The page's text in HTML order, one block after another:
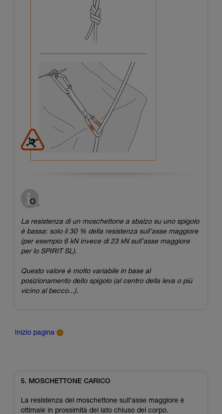
La resistenza di un moschettone a sbalzo su uno spigolo
è bassa: solo il 30 % della resistenza sull’asse maggiore
(per esempio 6 kN invece di 23 kN sull’asse maggiore
per lo SPIRIT SL).
Questo valore è molto variabile in base al
posizionamento dello spigolo (al centro della leva o più
vicino al becco...).
Inizio pagina
5. MOSCHETTONE CARICO
La resistenza del moschettone sull’asse maggiore è
ottimale in prossimità del lato chiuso del corpo.